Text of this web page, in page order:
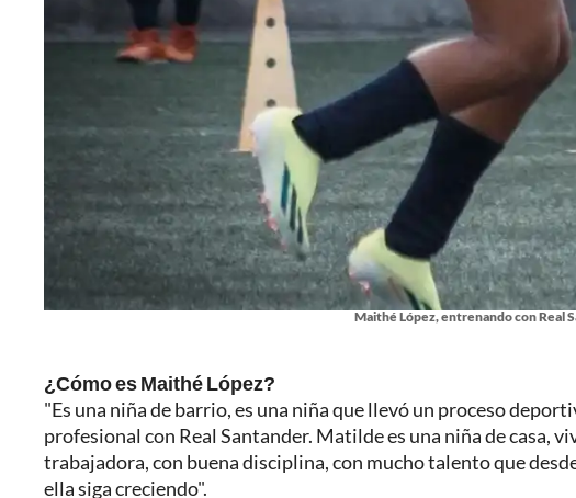
Maithé López, entrenando con Real
¿Cómo es Maithé López?
"Es una niña de barrio, es una niña que llevó un proceso
profesional con Real Santander. Matilde es una niña de casa,
trabajadora, con buena disciplina, con mucho talento que
ella siga creciendo".